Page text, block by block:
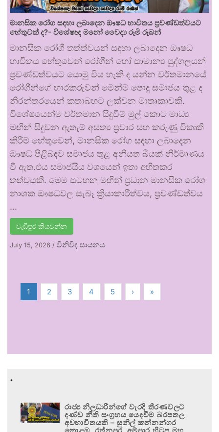
මානසික රෝග සඳහා ලබාදෙන ඖෂධ භාවිතය ප්‍රචණ්ඩත්වයට
හේතුවක් ද?- විශේෂඥ මනෝ වෛද්‍ය රූමි රූබන්
මානසික රෝගී තත්ත්වයන් සඳහා ලබාදෙන ඖෂධ
භාවිතය හේතුවෙන් රෝගීන් හෝ සාමාන්‍ය පුද්ගලයන්
ප්‍රචණ්ඩත්වයට යොමු විය හැකි ද යන්න වර්තමානයේ
රෝගීන්ගේ භාරකරුවන් මෙන්ම පොදු සමාජය තුළ ද
නිරන්තරයෙන් කතාබහට ලක්වන මාතෘකාවකි.
විශේෂයෙන්ම වර්තමාන සිදුවීම් මුල් කොට මාධ්‍ය
මඟින් සිදුවන ඇතැම් අසත්‍ය ප්‍රචාර සහ කරුණු විකෘති
කිරීම් හේතුවෙන්, මානසික රෝග සඳහා ලබාදෙන
ඖෂධ පිළිබඳව සමාජය තුළ අනියත බියක් නිර්මාණය
වී ඇත.එය සමාජයීය වශයෙන් ඉතා අහිතකර
තත්වයකි. මෙම සටහන මඟින් ප්‍රධාන මානසික රෝග
නාශක ඖෂධවල සැබෑ ක්‍රියාකාරීත්වය, ප්‍රචණ්ඩත්වය
…
වැඩිපුර කියවන්න
July 15, 2026 / විනිවිද සායනය
1 2 3 4 5 › »
.
රාජ්‍ය නිලධාරීන්ගේ වැරදි තීරණවලට
දණ්ඩ නීති සංග්‍රහය යෙදවීම බරපතල
අවභාවිතයකි – සුනිල් කන්නන්ගර